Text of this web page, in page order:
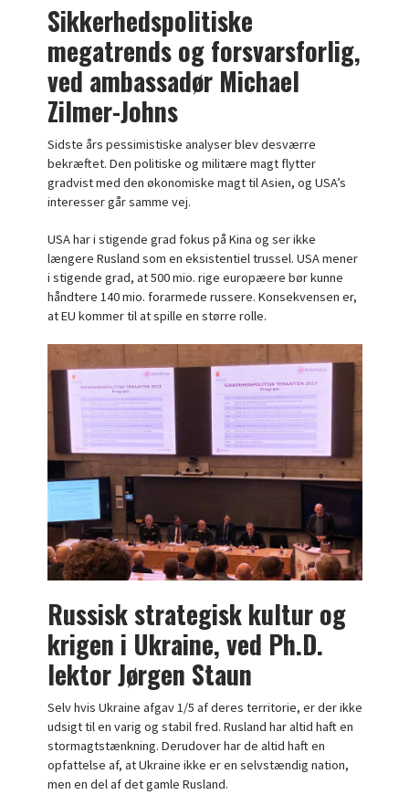
Sikkerhedspolitiske
megatrends og forsvarsforlig,
ved ambassadør Michael
Zilmer-Johns
Sidste års pessimistiske analyser blev desværre
bekræftet. Den politiske og militære magt flytter
gradvist med den økonomiske magt til Asien, og USA’s
interesser går samme vej.
USA har i stigende grad fokus på Kina og ser ikke
længere Rusland som en eksistentiel trussel. USA mener
i stigende grad, at 500 mio. rige europæere bør kunne
håndtere 140 mio. forarmede russere. Konsekvensen er,
at EU kommer til at spille en større rolle.
Russisk strategisk kultur og
krigen i Ukraine, ved Ph.D.
lektor Jørgen Staun
Selv hvis Ukraine afgav 1/5 af deres territorie, er der ikke
udsigt til en varig og stabil fred. Rusland har altid haft en
stormagtstænkning. Derudover har de altid haft en
opfattelse af, at Ukraine ikke er en selvstændig nation,
men en del af det gamle Rusland.